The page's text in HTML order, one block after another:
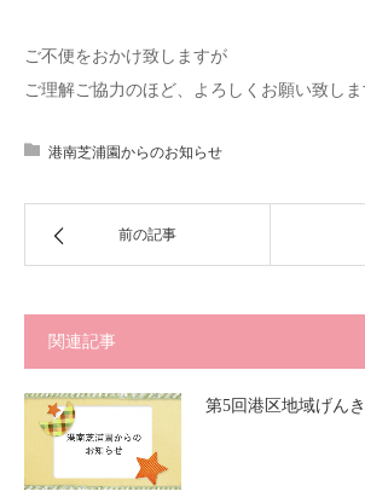
ご不便をおかけ致しますが
ご理解ご協力のほど、よろしくお願い致しま
港南芝浦園からのお知らせ
前の記事
関連記事
第5回港区地域げん